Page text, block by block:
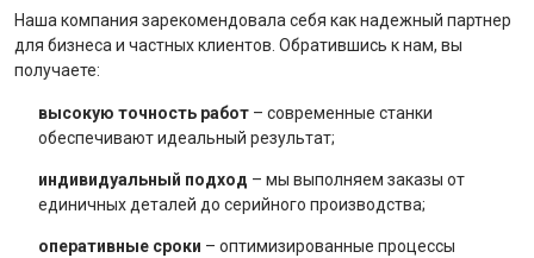
Наша компания зарекомендовала себя как надежный партнер
для бизнеса и частных клиентов. Обратившись к нам, вы
получаете:
высокую точность работ – современные станки
обеспечивают идеальный результат;
индивидуальный подход – мы выполняем заказы от
единичных деталей до серийного производства;
оперативные сроки – оптимизированные процессы